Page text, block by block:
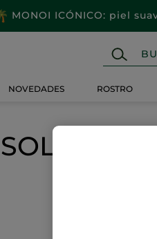
MONOI ICÓNICO: piel
NOVEDADES ROSTRO